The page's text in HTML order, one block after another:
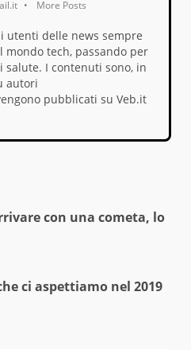
• More Posts
utenti delle news sempre
mondo tech, passando per
salute. I contenuti sono, in
autori
pubblicati su Veb.it
con una cometa, lo
ci aspettiamo nel 2019